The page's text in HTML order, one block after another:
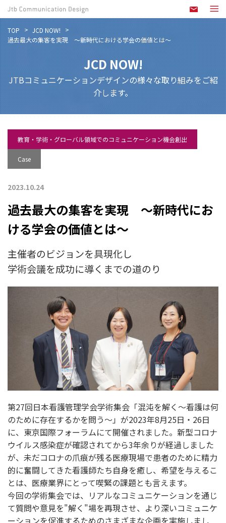
TOP
JCD NOW!
過去最大の集客を実現 ～新時代における学会の価値とは～
JCD NOW!
JTBコミュニケーションデザインの様々な取り組みをご紹
介します。
教育・学術・グローバル領域でのコミュニケーション機会創出
Case
2023.10.24
過去最大の集客を実現 ～新時代にお
ける学会の価値とは～
主催者のビジョンを具現化し
学術会議を成功に導くまでの道のり
第27回日本看護管理学会学術集会「混沌を解く～看護は何
のために存在するかを問う～」が2023年8月25日・26日
に、東京国際フォーラムにて開催されました。新型コロナ
ウイルス感染症が確認されてから3年余りが経過しました
が、未だコロナの爪痕が残る医療現場で患者のために精力
的に奮闘してきた看護師たち自身を癒し、希望を与えるこ
とは、医療業界にとって喫緊の課題とも言えます。
今回の学術集会では、リアルなコミュニケーションを通じ
て質問や意見を"解く"場を再現させ、より深いコミュニケ
ーションを促進するためのさまざまな企画を実施しまし